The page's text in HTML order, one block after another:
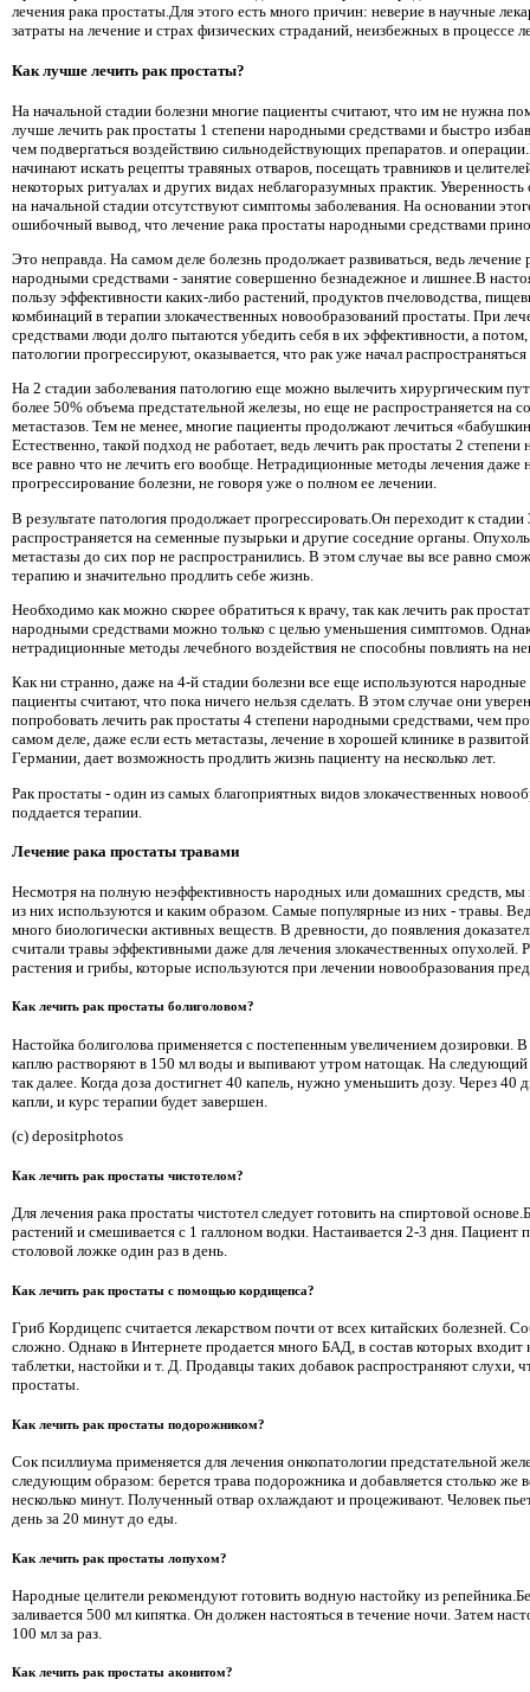
лечения рака простаты.Для этого есть много причин: неверие в научные
затраты на лечение и страх физических страданий, неизбежных в процессе
Как лучше лечить рак простаты?
На начальной стадии болезни многие пациенты считают, что им не нужна
лучше лечить рак простаты 1 степени народными средствами и быстро
чем подвергаться воздействию сильнодействующих препаратов. и
начинают искать рецепты травяных отваров, посещать травников и
некоторых ритуалах и других видах неблагоразумных практик. Уверенность
на начальной стадии отсутствуют симптомы заболевания. На основании
ошибочный вывод, что лечение рака простаты народными средствами
Это неправда. На самом деле болезнь продолжает развиваться, ведь лечение
народными средствами - занятие совершенно безнадежное и лишнее.В
пользу эффективности каких-либо растений, продуктов пчеловодства,
комбинаций в терапии злокачественных новообразований простаты. При
средствами люди долго пытаются убедить себя в их эффективности, а
патологии прогрессируют, оказывается, что рак уже начал
На 2 стадии заболевания патологию еще можно вылечить хирургическим
более 50% объема предстательной железы, но еще не распространяется на
метастазов. Тем не менее, многие пациенты продолжают лечиться
Естественно, такой подход не работает, ведь лечить рак простаты 2
все равно что не лечить его вообще. Нетрадиционные методы лечения
прогрессирование болезни, не говоря уже о полном ее лечении.
В результате патология продолжает прогрессировать.Он переходит к
распространяется на семенные пузырьки и другие соседние органы.
метастазы до сих пор не распространились. В этом случае вы все равно
терапию и значительно продлить себе жизнь.
Необходимо как можно скорее обратиться к врачу, так как лечить рак
народными средствами можно только с целью уменьшения симптомов.
нетрадиционные методы лечебного воздействия не способны повлиять на
Как ни странно, даже на 4-й стадии болезни все еще используются
пациенты считают, что пока ничего нельзя сделать. В этом случае они
попробовать лечить рак простаты 4 степени народными средствами, чем
самом деле, даже если есть метастазы, лечение в хорошей клинике в
Германии, дает возможность продлить жизнь пациенту на несколько лет.
Рак простаты - один из самых благоприятных видов злокачественных
поддается терапии.
Лечение рака простаты травами
Несмотря на полную неэффективность народных или домашних средств, мы
из них используются и каким образом. Самые популярные из них - травы.
много биологически активных веществ. В древности, до появления
считали травы эффективными даже для лечения злокачественных опухолей.
растения и грибы, которые используются при лечении новообразования
Как лечить рак простаты болиголовом?
Настойка болиголова применяется с постепенным увеличением дозировки.
каплю растворяют в 150 мл воды и выпивают утром натощак. На
так далее. Когда доза достигнет 40 капель, нужно уменьшить дозу. Через 40
капли, и курс терапии будет завершен.
(c) depositphotos
Как лечить рак простаты чистотелом?
Для лечения рака простаты чистотел следует готовить на спиртовой
растений и смешивается с 1 галлоном водки. Настаивается 2-3 дня. Пациент
столовой ложке один раз в день.
Как лечить рак простаты с помощью кордицепса?
Гриб Кордицепс считается лекарством почти от всех китайских болезней.
сложно. Однако в Интернете продается много БАД, в состав которых входит
таблетки, настойки и т. Д. Продавцы таких добавок распространяют слухи,
простаты.
Как лечить рак простаты подорожником?
Сок псиллиума применяется для лечения онкопатологии предстательной
следующим образом: берется трава подорожника и добавляется столько же
несколько минут. Полученный отвар охлаждают и процеживают. Человек
день за 20 минут до еды.
Как лечить рак простаты лопухом?
Народные целители рекомендуют готовить водную настойку из
заливается 500 мл кипятка. Он должен настояться в течение ночи. Затем
100 мл за раз.
Как лечить рак простаты аконитом?